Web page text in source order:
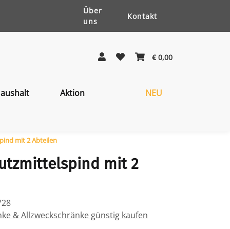
Über
uns
Kontakt
€ 0,00
Aktion NEU
mit 2 Abteilen
mit 2
& Allzweckschränke günstig kaufen